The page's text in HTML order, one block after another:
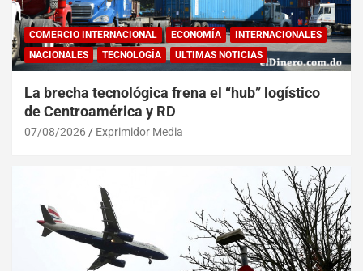
COMERCIO INTERNACIONAL ECONOMÍA
INTERNACIONALES
NACIONALES
TECNOLOGÍA ULTIMAS NOTICIAS
La brecha tecnológica frena el “hub” logístico
de Centroamérica y RD
07/08/2026 Exprimidor Media